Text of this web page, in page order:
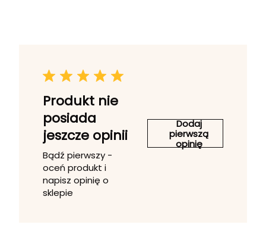
Produkt nie
posiada
jeszcze opinii
Bądź pierwszy -
oceń produkt i
napisz opinię o
sklepie
Dodaj
pierwszą
opinię